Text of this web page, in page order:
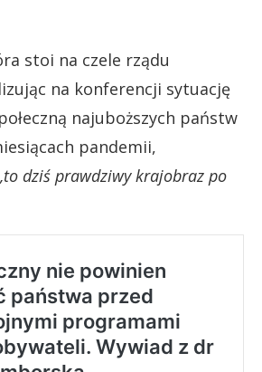
stoi na czele rządu
na konferencji sytuację
najuboższych państw
pandemii,
dziś prawdziwy krajobraz po